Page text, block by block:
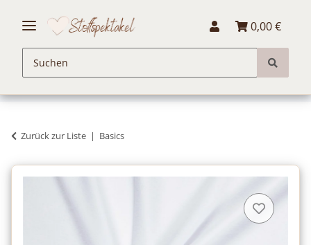
0,00 €
Zurück zur Liste Basics